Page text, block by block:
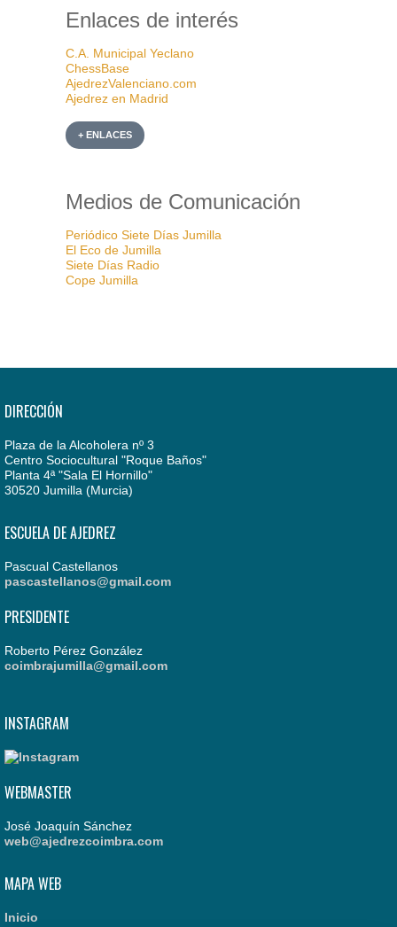
Enlaces de interés
C.A. Municipal Yeclano
ChessBase
AjedrezValenciano.com
Ajedrez en Madrid
+ ENLACES
Medios de Comunicación
Periódico Siete Días Jumilla
El Eco de Jumilla
Siete Días Radio
Cope Jumilla
DIRECCIÓN
Plaza de la Alcoholera nº 3
Centro Sociocultural "Roque Baños"
Planta 4ª "Sala El Hornillo"
30520 Jumilla (Murcia)
ESCUELA DE AJEDREZ
Pascual Castellanos
pascastellanos@gmail.com
PRESIDENTE
Roberto Pérez González
coimbrajumilla@gmail.com
INSTAGRAM
WEBMASTER
José Joaquín Sánchez
web@ajedrezcoimbra.com
MAPA WEB
Inicio